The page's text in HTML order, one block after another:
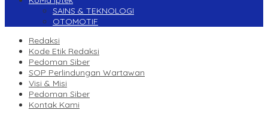
SAINS & TEKNOLOGI
OTOMOTIF
Redaksi
Kode Etik Redaksi
Pedoman Siber
SOP Perlindungan Wartawan
Visi & Misi
Pedoman Siber
Kontak Kami